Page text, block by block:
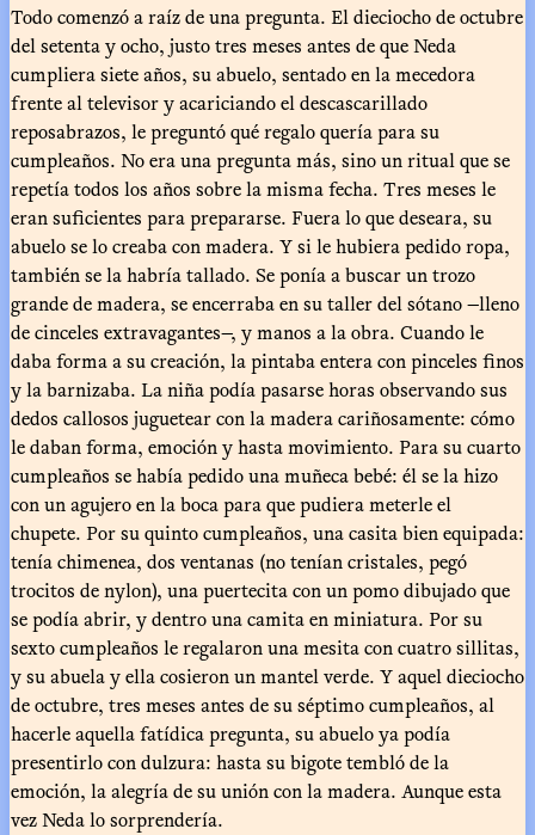
Todo comenzó a raíz de una pregunta. El dieciocho de octubre
del setenta y ocho, justo tres meses antes de que Neda
cumpliera siete años, su abuelo, sentado en la mecedora
frente al televisor y acariciando el descascarillado
reposabrazos, le preguntó qué regalo quería para su
cumpleaños. No era una pregunta más, sino un ritual que se
repetía todos los años sobre la misma fecha. Tres meses le
eran suficientes para prepararse. Fuera lo que deseara, su
abuelo se lo creaba con madera. Y si le hubiera pedido ropa,
también se la habría tallado. Se ponía a buscar un trozo
grande de madera, se encerraba en su taller del sótano —lleno
de cinceles extravagantes—, y manos a la obra. Cuando le
daba forma a su creación, la pintaba entera con pinceles finos
y la barnizaba. La niña podía pasarse horas observando sus
dedos callosos juguetear con la madera cariñosamente: cómo
le daban forma, emoción y hasta movimiento. Para su cuarto
cumpleaños se había pedido una muñeca bebé: él se la hizo
con un agujero en la boca para que pudiera meterle el
chupete. Por su quinto cumpleaños, una casita bien equipada:
tenía chimenea, dos ventanas (no tenían cristales, pegó
trocitos de nylon), una puertecita con un pomo dibujado que
se podía abrir, y dentro una camita en miniatura. Por su
sexto cumpleaños le regalaron una mesita con cuatro sillitas,
y su abuela y ella cosieron un mantel verde. Y aquel dieciocho
de octubre, tres meses antes de su séptimo cumpleaños, al
hacerle aquella fatídica pregunta, su abuelo ya podía
presentirlo con dulzura: hasta su bigote tembló de la
emoción, la alegría de su unión con la madera. Aunque esta
vez Neda lo sorprendería.